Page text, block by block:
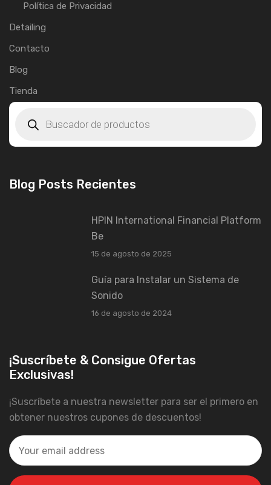
Política de Privacidad
Detailing
Contacto
Blog
Tienda
Blog Posts Recientes
HPIN International Financial Platform
Be
15 de agosto de 2025
Guía para Instalar un Sistema de
Sonido
16 de agosto de 2024
¡Suscríbete & Consigue Ofertas
Exclusivas!
¡Suscríbete a nuestra newsletter para ser el primero en
obtener nuestros cupones de descuentos!